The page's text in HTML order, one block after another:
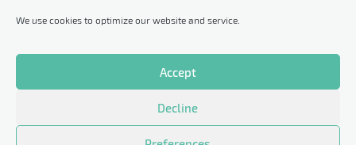
We use cookies to optimize our website and service.
Accept
Decline
Calcola prezzi
Altro
Informazioni legali